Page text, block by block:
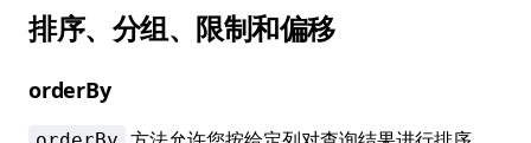
排序、分组、限制和偏移
orderBy